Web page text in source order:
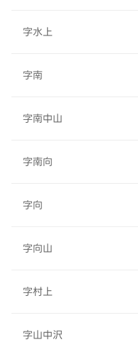
字水上
字南
字南中山
字南向
字向
字向山
字村上
字山中沢